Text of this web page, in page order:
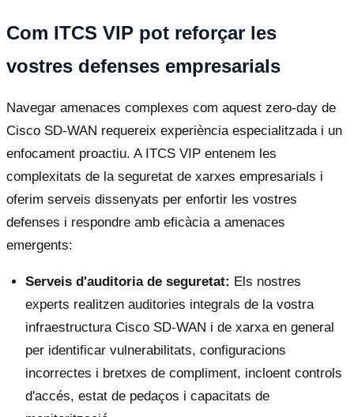
Com ITCS VIP pot reforçar les
vostres defenses empresarials
Navegar amenaces complexes com aquest zero-day de
Cisco SD-WAN requereix experiència especialitzada i un
enfocament proactiu. A ITCS VIP entenem les
complexitats de la seguretat de xarxes empresarials i
oferim serveis dissenyats per enfortir les vostres
defenses i respondre amb eficàcia a amenaces
emergents:
Serveis d'auditoria de seguretat: Els nostres
experts realitzen auditories integrals de la vostra
infraestructura Cisco SD-WAN i de xarxa en general
per identificar vulnerabilitats, configuracions
incorrectes i bretxes de compliment, incloent controls
d'accés, estat de pedaços i capacitats de